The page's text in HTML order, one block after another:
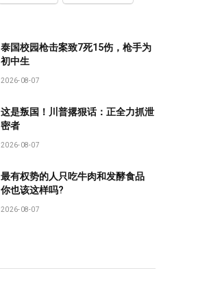
泰国校园枪击案致7死15伤，枪手为
初中生
2026-08-07
这是叛国！川普撂狠话：正全力抓泄
密者
2026-08-07
最有权势的人只吃牛肉和发酵食品
你也该这样吗?
2026-08-07